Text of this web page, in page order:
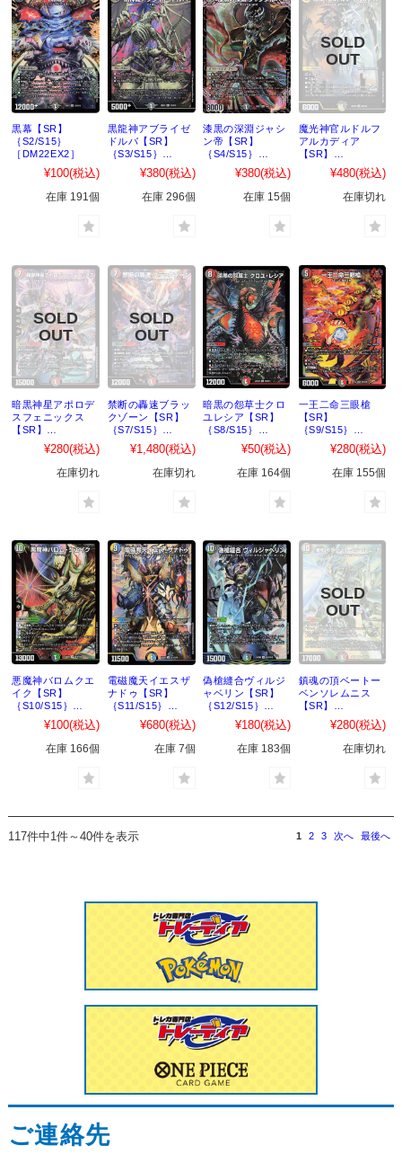
黒幕【SR】
｛S2/S15｝
［DM22EX2］
¥100(税込)
在庫 191個
黒龍神アブライゼ
ドルバ【SR】
｛S3/S15｝
［DM22EX2］
¥380(税込)
在庫 296個
漆黒の深淵ジャシ
ン帝【SR】
｛S4/S15｝
［DM22EX2］
¥380(税込)
在庫 15個
魔光神官ルドルフ
アルカディア
【SR】
｛S5/S15｝
［DM22EX2］
¥480(税込)
在庫切れ
暗黒神星アポロデ
スフェニックス
【SR】
｛S6/S15｝
［DM22EX2］
¥280(税込)
在庫切れ
禁断の轟速ブラッ
クゾーン【SR】
｛S7/S15｝
［DM22EX2］
¥1,480(税込)
在庫切れ
暗黒の怨草士クロ
ユレシア【SR】
｛S8/S15｝
［DM22EX2］
¥50(税込)
在庫 164個
一王二命三眼槍
【SR】
｛S9/S15｝
［DM22EX2］
¥280(税込)
在庫 155個
悪魔神バロムクエ
イク【SR】
｛S10/S15｝
［DM22EX2］
¥100(税込)
在庫 166個
電磁魔天イエスザ
ナドゥ【SR】
｛S11/S15｝
［DM22EX2］
¥680(税込)
在庫 7個
偽槍縫合ヴィルジ
ャベリン【SR】
｛S12/S15｝
［DM22EX2］
¥180(税込)
在庫 183個
鎮魂の頂ベートー
ベンソレムニス
【SR】
｛S13/S15｝
［DM22EX2］
¥280(税込)
在庫切れ
117件中1件～40件を表示 1 2 3 次へ 最後へ
ご連絡先